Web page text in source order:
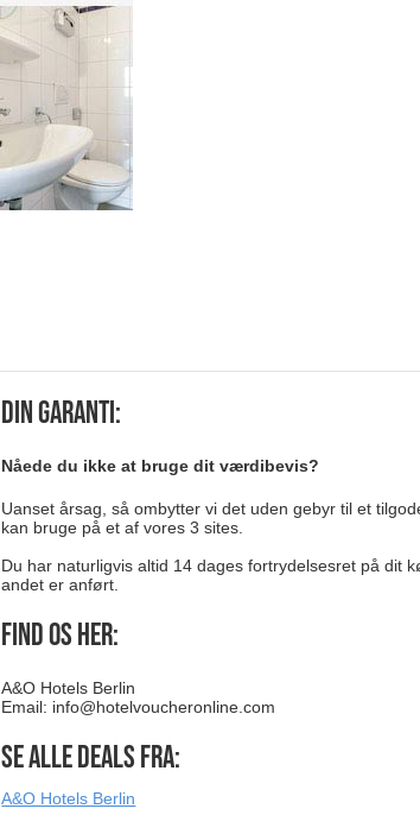
Din garanti:
Nåede du ikke at bruge dit værdibevis?
Uanset årsag, så ombytter vi det uden gebyr til et
kan bruge på et af vores 3 sites.
Du har naturligvis altid 14 dages fortrydelsesret på dit
andet er anført.
Find os her:
A&O Hotels Berlin
Email: info@hotelvoucheronline.com
Se alle deals fra:
A&O Hotels Berlin